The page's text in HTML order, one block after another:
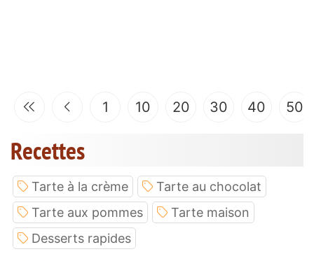
1 10 20 30 40 50
Recettes
Tarte à la crème
Tarte au chocolat
Tarte aux pommes
Tarte maison
Desserts rapides